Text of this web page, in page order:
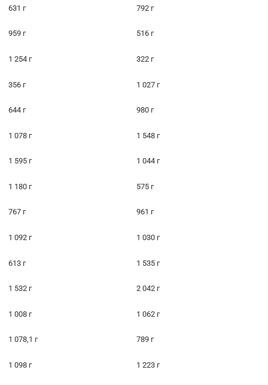
631 г 792 г
959 г 516 г
1 254 г 322 г
356 г 1 027 г
644 г 980 г
1 078 г 1 548 г
1 595 г 1 044 г
1 180 г 575 г
767 г 961 г
1 092 г 1 030 г
613 г 1 535 г
1 532 г 2 042 г
1 008 г 1 062 г
1 078,1 г 789 г
1 098 г 1 223 г